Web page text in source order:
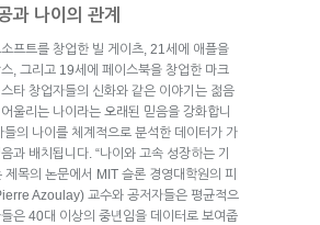
과 나이의 관계
프트를 창업한 빌 게이츠, 21세에 애플을
, 그리고 19세에 페이스북을 창업한 마크
타 창업자들의 신화와 같은 이야기는 젊음
울리는 나이라는 오래된 믿음을 강화합니
들의 나이를 체계적으로 분석한 데이터가 가
과 배치됩니다. “나이와 고속 성장하는 기
제목의 논문에서 MIT 슬론 경영대학원의 피
Azoulay) 교수와 공저자들은 평균적으
은 40대 이상의 중년임을 데이터로 보여줍